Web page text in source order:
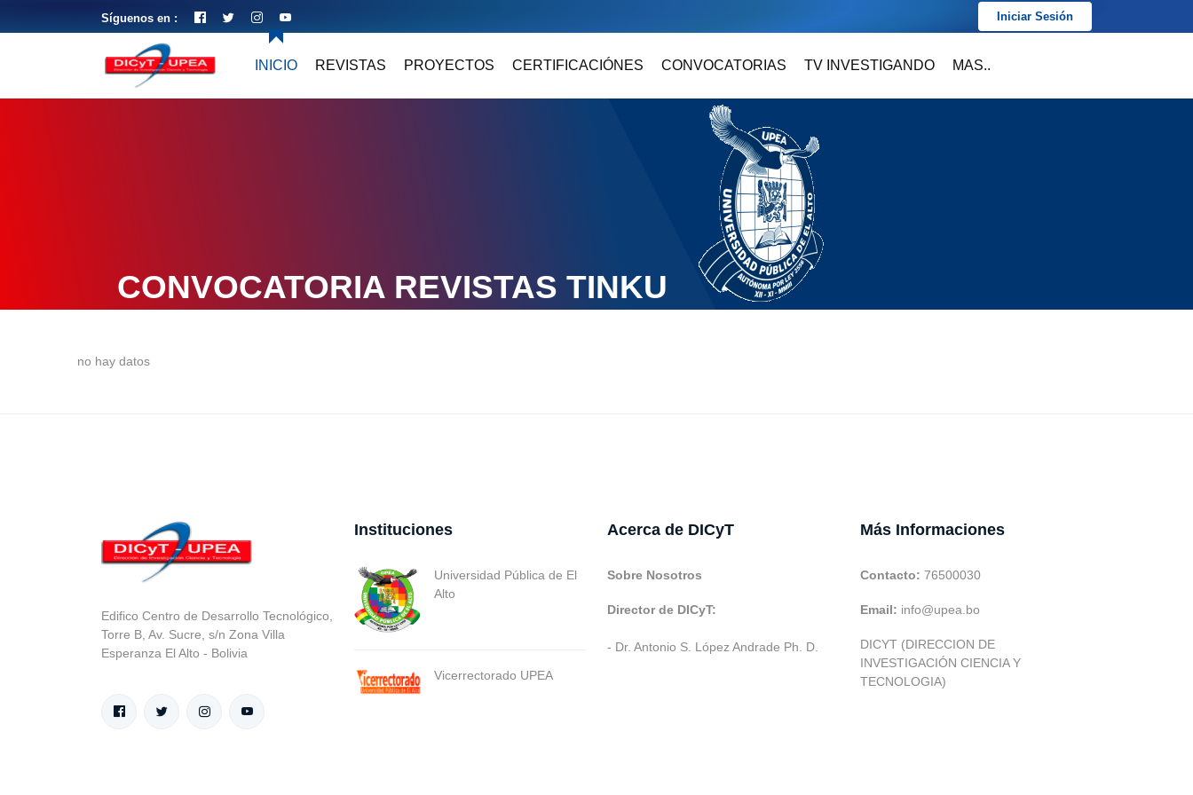
Síguenos en : Iniciar Sesión
INICIO REVISTAS PROYECTOS CERTIFICACIÓNES CONVOCATORIAS TV INVESTIGANDO MAS..
CONVOCATORIA REVISTAS TINKU
no hay datos
Edifico Centro de Desarrollo Tecnológico,
Torre B, Av. Sucre, s/n Zona Villa
Esperanza El Alto - Bolivia
Instituciones
Universidad Pública de El
Alto
Vicerrectorado UPEA
Acerca de DICyT
Sobre Nosotros
Director de DICyT:
- Dr. Antonio S. López Andrade Ph. D.
Más Informaciones
Contacto: 76500030
Email: info@upea.bo
DICYT (DIRECCION DE
INVESTIGACIÓN CIENCIA Y
TECNOLOGIA)